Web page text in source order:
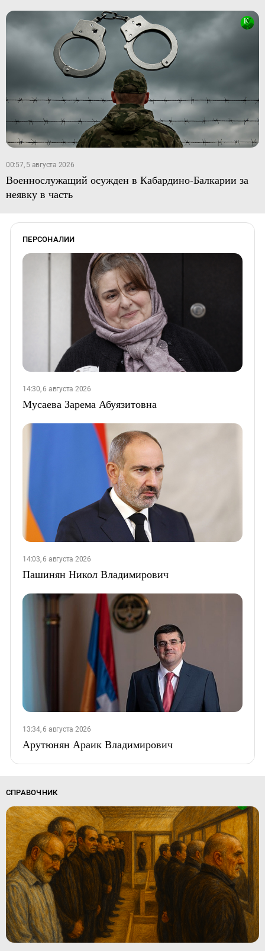
00:57, 5 августа 2026
Военнослужащий осужден в Кабардино-Балкарии за
неявку в часть
ПЕРСОНАЛИИ
14:30, 6 августа 2026
Мусаева Зарема Абуязитовна
14:03, 6 августа 2026
Пашинян Никол Владимирович
13:34, 6 августа 2026
Арутюнян Араик Владимирович
СПРАВОЧНИК